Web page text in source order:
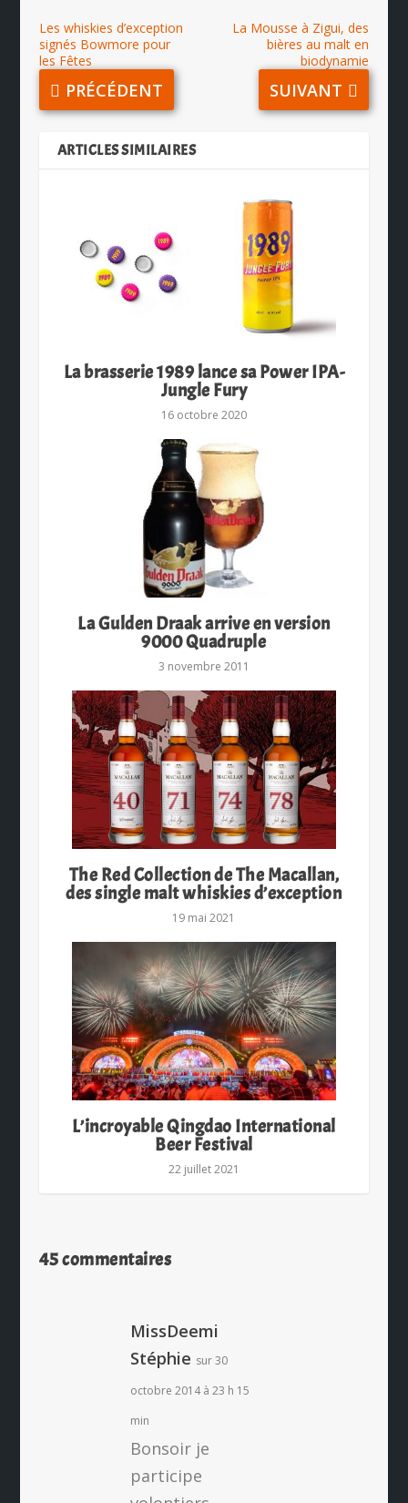
Les whiskies d’exception
signés Bowmore pour
les Fêtes
PRÉCÉDENT
La Mousse à Zigui, des
bières au malt en
biodynamie
SUIVANT
ARTICLES SIMILAIRES
La brasserie 1989 lance sa Power IPA-
Jungle Fury
16 octobre 2020
La Gulden Draak arrive en version
9000 Quadruple
3 novembre 2011
The Red Collection de The Macallan,
des single malt whiskies d’exception
19 mai 2021
L’incroyable Qingdao International
Beer Festival
22 juillet 2021
45 commentaires
MissDeemi
Stéphie sur 30
octobre 2014 à 23 h 15
min
Bonsoir je
participe